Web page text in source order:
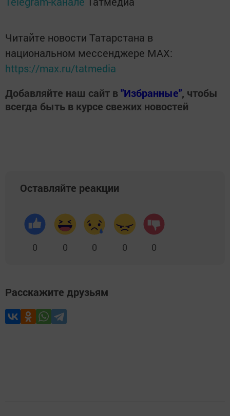
Читайте новости Татарстана в
национальном мессенджере MАХ:
https://max.ru/tatmedia
Добавляйте наш сайт в"Избранные", чтобы
всегда быть в курсе свежих новостей
Оставляйте реакции
0 0 0 0 0
Расскажите друзьям